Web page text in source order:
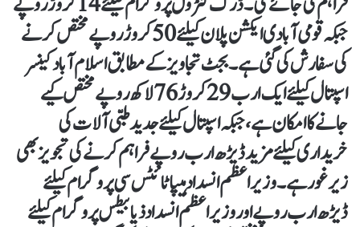
جبکہ قومی آبادی ایکشن پلان کیلئے 50 کروڑ روپے مختص کرنے
کی سفارش کی گئی ہے۔بجٹ تجاویز کے مطابق اسلام آباد کینسر
اسپتال کیلئے ایک ارب 29 کروڑ 76 لاکھ روپے مختص کیے
جانے کا امکان ہے، جبکہ اسپتال کیلئے جدید طبی آلات کی
خریداری کیلئے مزید ڈیڑھ ارب روپے فراہم کرنے کی تجویز بھی
زیر غور ہے۔ وزیراعظم انسداد ہیپاٹائٹس سی پروگرام کیلئے
ڈیڑھ ارب روپے اور وزیراعظم انسداد ذیابیطس پروگرام کیلئے